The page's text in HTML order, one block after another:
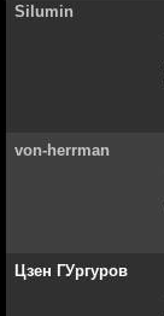
Silumin
von-herrman
Цзен ГУргуров